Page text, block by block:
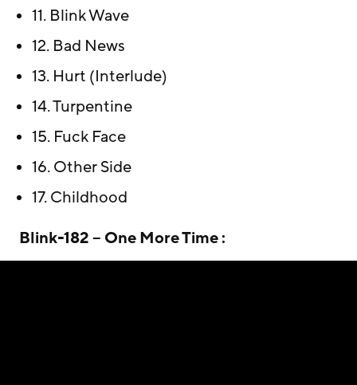
11. Blink Wave
12. Bad News
13. Hurt (Interlude)
14. Turpentine
15. Fuck Face
16. Other Side
17. Childhood
Blink-182 – One More Time :